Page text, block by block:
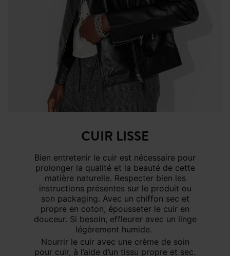
CUIR LISSE
Bien entretenir le cuir est nécessaire pour
prolonger la qualité et la beauté de cette
matière naturelle. Respecter bien les
instructions présentes sur le produit ou
son packaging. Avec un chiffon sec et
propre en coton, épousseter le cuir en
douceur. Si besoin, effleurer avec un linge
légèrement humide.
Nourrir le cuir avec une crème de soin
pour cuir, à l’aide d’un tissu propre et sec.